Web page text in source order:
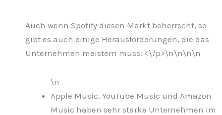
Auch wenn Spotify diesen Markt beherrscht, so
gibt es auch einige Herausforderungen, die das
Unternehmen meistern muss: <\/p>\n\n\n\n
\n
Apple Music, YouTube Music und Amazon
Music haben sehr starke Unternehmen im